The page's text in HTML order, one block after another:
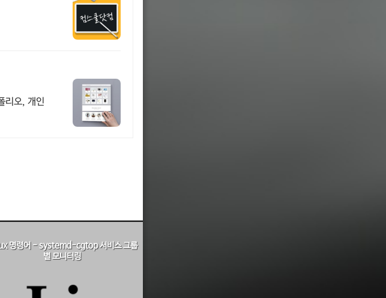
리오, 개인
명령어 - systemd-cgtop 서비스 그룹
별 모니터링